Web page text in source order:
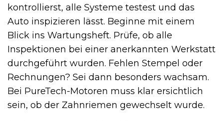
kontrollierst, alle Systeme testest und das
Auto inspizieren lässt. Beginne mit einem
Blick ins Wartungsheft. Prüfe, ob alle
Inspektionen bei einer anerkannten Werkstatt
durchgeführt wurden. Fehlen Stempel oder
Rechnungen? Sei dann besonders wachsam.
Bei PureTech-Motoren muss klar ersichtlich
sein, ob der Zahnriemen gewechselt wurde.